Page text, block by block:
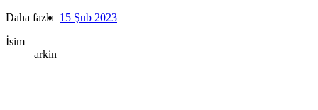
Daha fazla
İsim
arkin
15 Şub 2023